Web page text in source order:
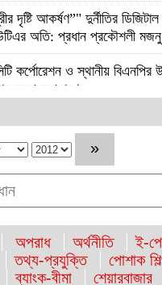
দৃষ্টি আকর্ষণ”" দুর্নীতির ডিজিটাল
অতি: প্রধান প্রকৌশলী মজনু
কর্পোরেশন ও স্থানীয়
স্তুপ অপসারণ
আমতলীর শ্রমিক দল সভাপতিকে
নারী জেলা প্রশাসক হলেন
ড্রোনের মাধ্যমে হবে ডিজিটাল ভূমি
কোটিপতি রাজউকের ইমারত
মাইকেলের হাজার কোটি টাকার
অপরাধ অর্থনীতি ই-
তথ্য-প্রযুক্তি পোশাক
ব্যাংক-বীমা শেয়ারবাজার